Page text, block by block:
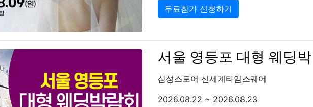
무료참가 신청하기
서울 영등포 대형 웨딩
삼성스토어 신세계타임스퀘어
2026.08.22 ~ 2026.08.23